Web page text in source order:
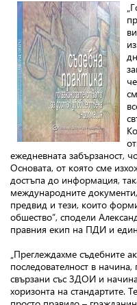
ежедневната забързаност,
Основата, от която сме
достъпа до информация,
международните
предвид и тези, които
обшество”, сподели
правния екип на ПДИ и
„Преглеждахме съдебните
последователност в
свързани със ЗДОИ и
хоризонта на стандартите.